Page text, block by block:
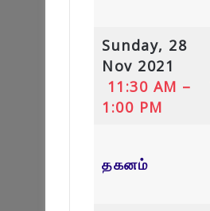
Sunday, 28
Nov 2021
11:30 AM –
1:00 PM
தகனம்